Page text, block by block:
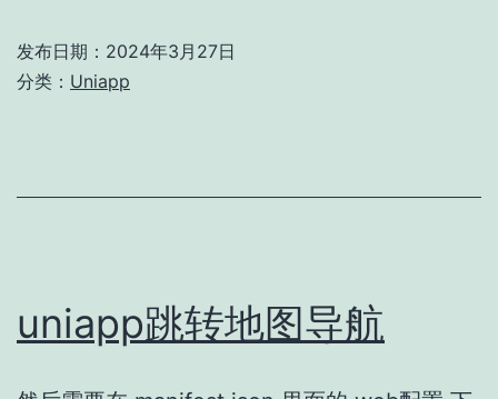
发布日期： 2024年3月27日
分类： Uniapp
uniapp跳转地图导航